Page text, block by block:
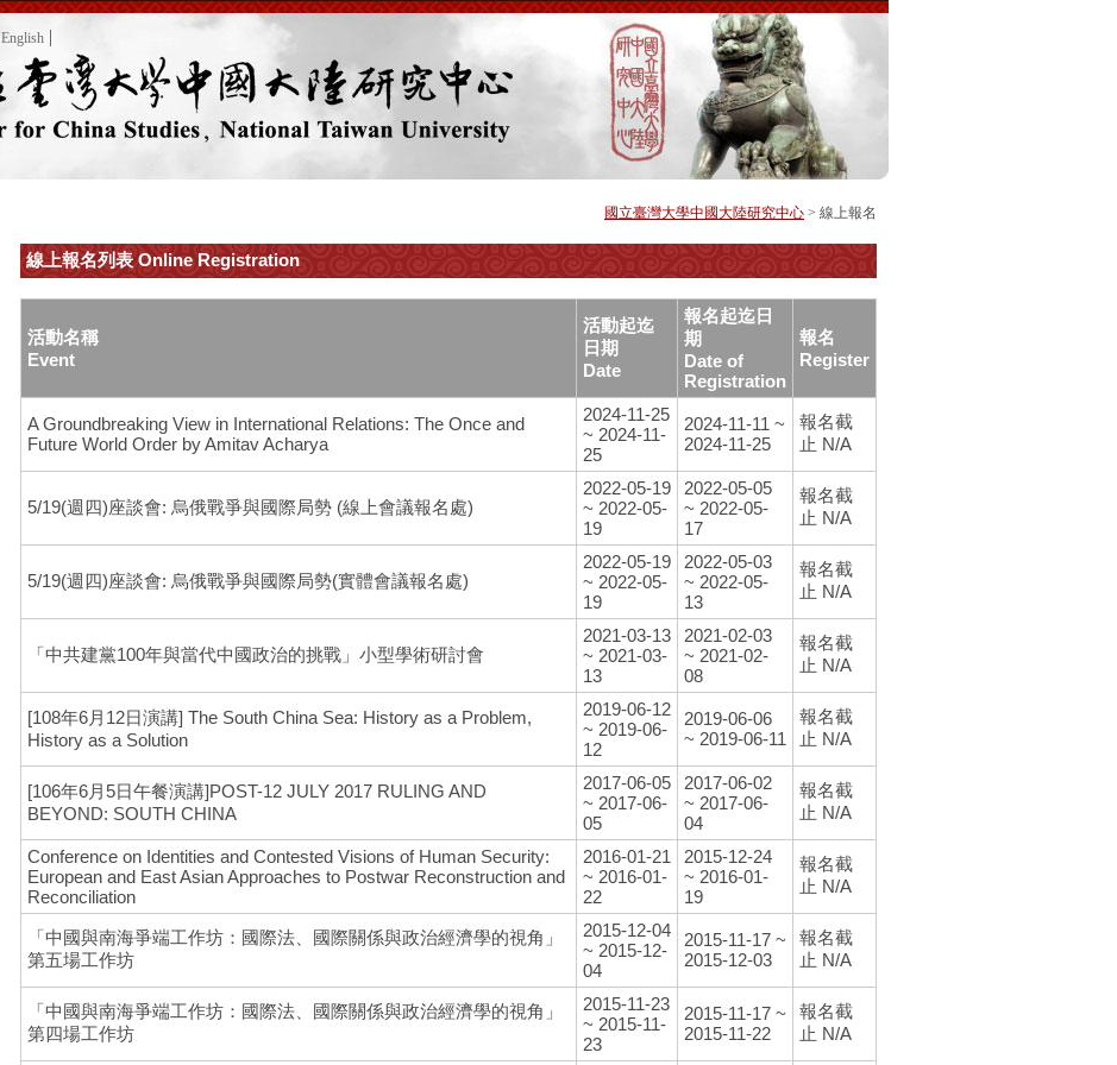
English
國立臺灣大學中國大陸研究中心 > 線上報名
線上報名列表 Online Registration
活動名稱
Event
活動起迄
日期
Date
報名起迄日
期
Date of
Registration
報名
Register
A Groundbreaking View in International Relations: The Once and
Future World Order by Amitav Acharya
2024-11-25
~ 2024-11-
25
2024-11-11 ~
2024-11-25
報名截
止 N/A
5/19(週四)座談會: 烏俄戰爭與國際局勢 (線上會議報名處)
2022-05-19
~ 2022-05-
19
2022-05-05
~ 2022-05-
17
報名截
止 N/A
5/19(週四)座談會: 烏俄戰爭與國際局勢(實體會議報名處)
2022-05-19
~ 2022-05-
19
2022-05-03
~ 2022-05-
13
報名截
止 N/A
「中共建黨100年與當代中國政治的挑戰」小型學術研討會
2021-03-13
~ 2021-03-
13
2021-02-03
~ 2021-02-
08
報名截
止 N/A
[108年6月12日演講] The South China Sea: History as a Problem,
History as a Solution
2019-06-12
~ 2019-06-
12
2019-06-06
~ 2019-06-11
報名截
止 N/A
[106年6月5日午餐演講]POST-12 JULY 2017 RULING AND
BEYOND: SOUTH CHINA
2017-06-05
~ 2017-06-
05
2017-06-02
~ 2017-06-
04
報名截
止 N/A
Conference on Identities and Contested Visions of Human Security:
European and East Asian Approaches to Postwar Reconstruction and
Reconciliation
2016-01-21
~ 2016-01-
22
2015-12-24
~ 2016-01-
19
報名截
止 N/A
「中國與南海爭端工作坊：國際法、國際關係與政治經濟學的視角」
第五場工作坊
2015-12-04
~ 2015-12-
04
2015-11-17 ~
2015-12-03
報名截
止 N/A
「中國與南海爭端工作坊：國際法、國際關係與政治經濟學的視角」
第四場工作坊
2015-11-23
~ 2015-11-
23
2015-11-17 ~
2015-11-22
報名截
止 N/A